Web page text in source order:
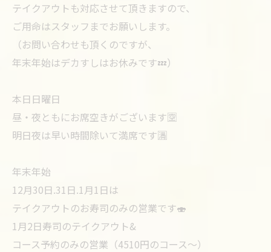
テイクアウトも対応させて頂きますので、
ご用命はスタッフまでお願いします。
（お問い合わせも頂くのですが、
年末年始はデカすしはお休みです💤）
本日日曜日
昼・夜ともにお席空きがございます🈳
明日夜は早い時間除いて満席です🈵
年末年始
12月30日.31日.1月1日は
テイクアウトのお寿司のみの営業です🍣
1月2日寿司のテイクアウト&
コース予約のみの営業（4510円のコース〜）